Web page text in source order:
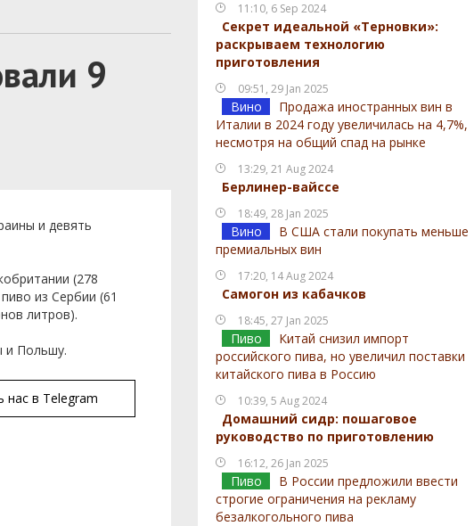
11:10, 6 Sep 2024
Секрет идеальной «Терновки»:
раскрываем технологию
приготовления
09:51, 29 Jan 2025
Вино
Продажа иностранных вин в
Италии в 2024 году увеличилась на 4,7%,
несмотря на общий спад на рынке
13:29, 21 Aug 2024
Берлинер-вайссе
18:49, 28 Jan 2025
Вино
В США стали покупать меньше
премиальных вин
17:20, 14 Aug 2024
Самогон из кабачков
18:45, 27 Jan 2025
Пиво
Китай снизил импорт
российского пива, но увеличил поставки
китайского пива в Россию
10:39, 5 Aug 2024
Домашний сидр: пошаговое
руководство по приготовлению
16:12, 26 Jan 2025
Пиво
В России предложили ввести
строгие ограничения на рекламу
безалкогольного пива
9
и девять
(278
из Сербии (61
литров).
и Польшу.
нас в Telegram